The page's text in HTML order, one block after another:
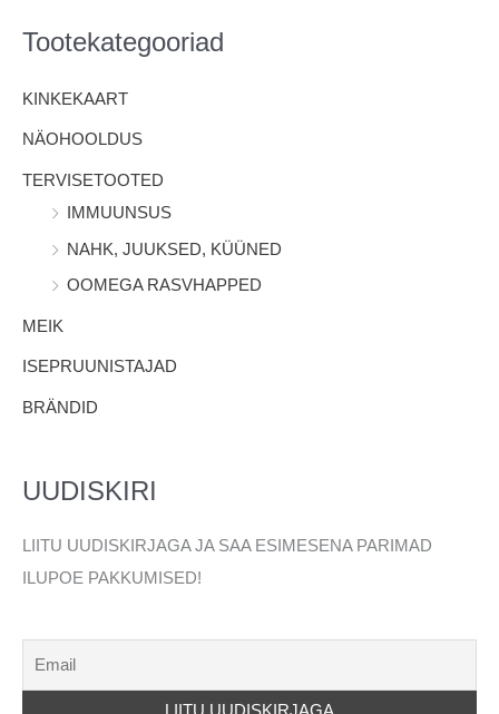
iTootekategooriad
KINKEKAART
NÄOHOOLDUS
TERVISETOOTED
IMMUUNSUS
NAHK, JUUKSED, KÜÜNED
OOMEGA RASVHAPPED
MEIK
ISEPRUUNISTAJAD
BRÄNDID
UUDISKIRI
LIITU UUDISKIRJAGA JA SAA ESIMESENA PARIMAD
ILUPOE PAKKUMISED!